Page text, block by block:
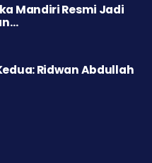
Mandiri Resmi Jadi
Ridwan Abdullah